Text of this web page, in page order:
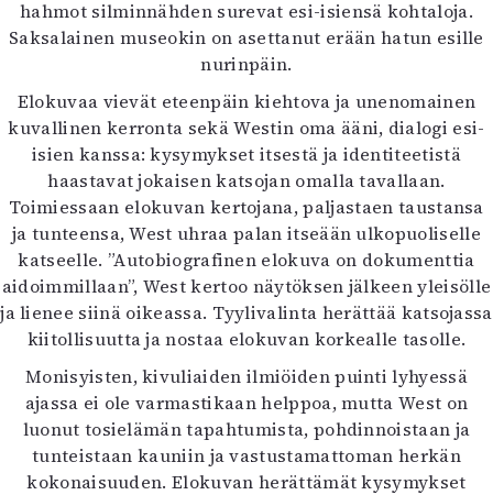
hahmot silminnähden surevat esi-isiensä kohtaloja.
Saksalainen museokin on asettanut erään hatun esille
nurinpäin.
Elokuvaa vievät eteenpäin kiehtova ja unenomainen
kuvallinen kerronta sekä Westin oma ääni, dialogi esi-
isien kanssa: kysymykset itsestä ja identiteetistä
haastavat jokaisen katsojan omalla tavallaan.
Toimiessaan elokuvan kertojana, paljastaen taustansa
ja tunteensa, West uhraa palan itseään ulkopuoliselle
katseelle. ”Autobiografinen elokuva on dokumenttia
aidoimmillaan”, West kertoo näytöksen jälkeen yleisölle
ja lienee siinä oikeassa. Tyylivalinta herättää katsojassa
kiitollisuutta ja nostaa elokuvan korkealle tasolle.
Monisyisten, kivuliaiden ilmiöiden puinti lyhyessä
ajassa ei ole varmastikaan helppoa, mutta West on
luonut tosielämän tapahtumista, pohdinnoistaan ja
tunteistaan kauniin ja vastustamattoman herkän
kokonaisuuden. Elokuvan herättämät kysymykset